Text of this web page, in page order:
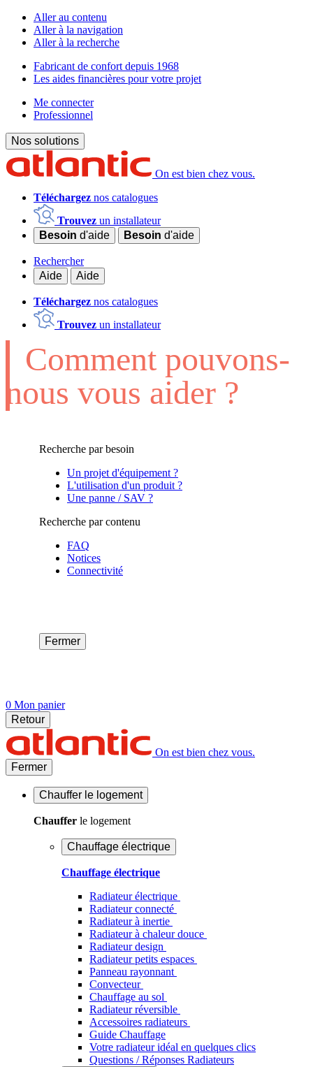
Aller au contenu
Aller à la navigation
Aller à la recherche
Fabricant de confort depuis 1968
Les aides financières pour votre projet
Me connecter
Professionnel
Nos solutions
On est bien chez vous.
Téléchargez nos catalogues
Trouvez un installateur
Besoin d'aide Besoin d'aide
Rechercher
Aide
Aide
Téléchargez nos catalogues
Trouvez un installateur
Comment pouvons-
nous vous aider ?
Recherche par besoin
Un projet d'équipement ?
L'utilisation d'un produit ?
Une panne / SAV ?
Recherche par contenu
FAQ
Notices
Connectivité
Fermer
0 Mon panier
Retour
On est bien chez vous.
Fermer
Chauffer le logement
Chauffer le logement
Chauffage électrique
Chauffage électrique
Radiateur électrique
Radiateur connecté
Radiateur à inertie
Radiateur à chaleur douce
Radiateur design
Radiateur petits espaces
Panneau rayonnant
Convecteur
Chauffage au sol
Radiateur réversible
Accessoires radiateurs
Guide Chauffage
Votre radiateur idéal en quelques clics
Questions / Réponses Radiateurs